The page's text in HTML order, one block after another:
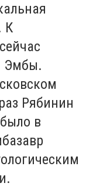
К
Эмбы.
Рябинин
в